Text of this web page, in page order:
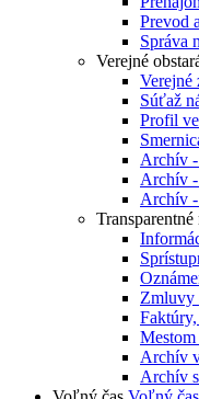
Prevod
Správa
Verejné
Verejné
Súťaž
Profil
Archív -
Archív
Archív
Transparentné
Zmluvy
Archív
Archív